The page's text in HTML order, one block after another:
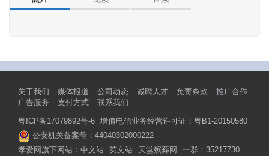
关于我们 媒体报道 公司动态 诚聘人才 免责条款
推广合作
广告服务
支付方式 联系我们
粤ICP备17079892号-6 增值电信业务经营许可证：粤B1-20150580
公安机关备案号：44040302000222
孝爱网旗下网站： 中文站 英文站 天堂殡葬网 一群：35217730